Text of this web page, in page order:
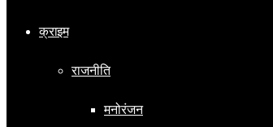
क्राइम
राजनीति
मनोरंजन